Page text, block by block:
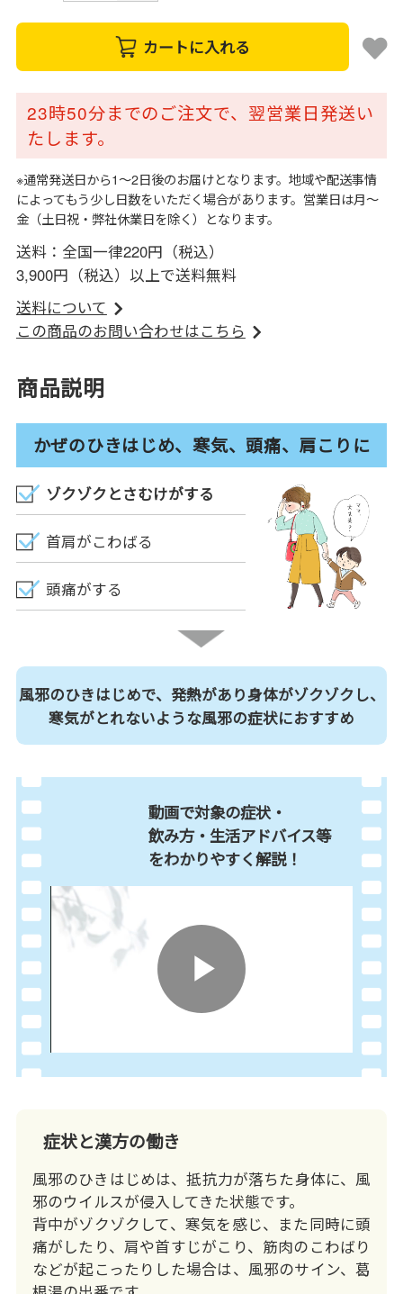
カートに入れる
23時50分までのご注文で、翌営業日発送い
たします。
※通常発送日から1～2日後のお届けとなります。地域や配送事情
によってもう少し日数をいただく場合があります。営業日は月～
金（土日祝・弊社休業日を除く）となります。
送料：全国一律220円（税込）
3,900円（税込）以上で送料無料
送料について
この商品のお問い合わせはこちら
商品説明
かぜのひきはじめ、寒気、頭痛、肩こりに
ゾクゾクとさむけがする
首肩がこわばる
頭痛がする
風邪のひきはじめで、発熱があり身体がゾクゾクし、
寒気がとれないような風邪の症状におすすめ
動画で対象の症状・
飲み方・生活アドバイス等
をわかりやすく解説！
Play
症状と漢方の働き
風邪のひきはじめは、抵抗力が落ちた身体に、風
邪のウイルスが侵入してきた状態です。
背中がゾクゾクして、寒気を感じ、また同時に頭
痛がしたり、肩や首すじがこり、筋肉のこわばり
などが起こったりした場合は、風邪のサイン、葛